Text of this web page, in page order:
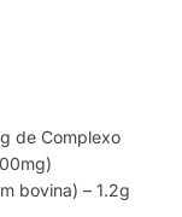
de Complexo
bovina) – 1.2g